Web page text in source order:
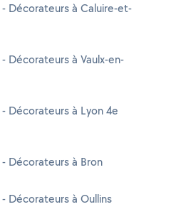
Décorateurs à Caluire-et-
Décorateurs à Vaulx-en-
Décorateurs à Lyon 4e
Décorateurs à Bron
Décorateurs à Oullins